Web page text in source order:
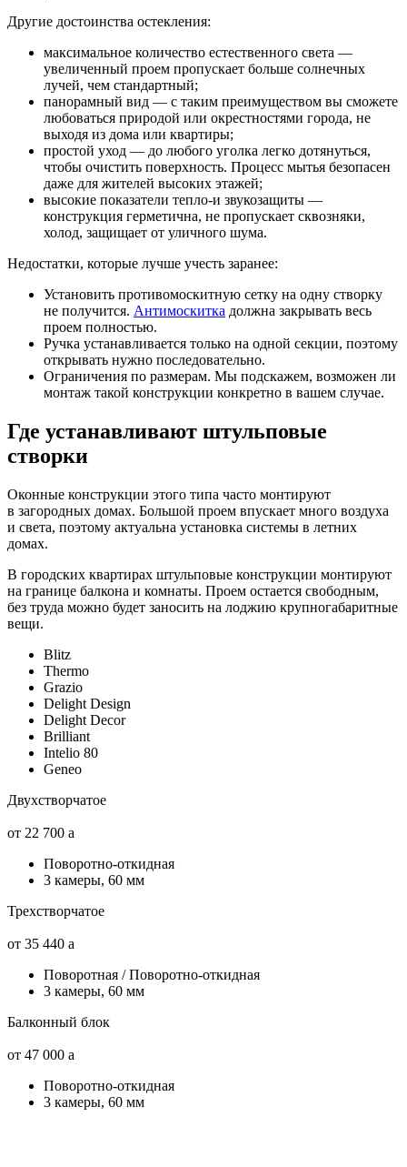
Другие достоинства остекления:
максимальное количество естественного света —
увеличенный проем пропускает больше солнечных
лучей, чем стандартный;
панорамный вид — с таким преимуществом вы сможете
любоваться природой или окрестностями города, не
выходя из дома или квартиры;
простой уход — до любого уголка легко дотянуться,
чтобы очистить поверхность. Процесс мытья безопасен
даже для жителей высоких этажей;
высокие показатели тепло-и звукозащиты —
конструкция герметична, не пропускает сквозняки,
холод, защищает от уличного шума.
Недостатки, которые лучше учесть заранее:
Установить противомоскитную сетку на одну створку
не получится. Антимоскитка должна закрывать весь
проем полностью.
Ручка устанавливается только на одной секции, поэтому
открывать нужно последовательно.
Ограничения по размерам. Мы подскажем, возможен ли
монтаж такой конструкции конкретно в вашем случае.
Где устанавливают штульповые
створки
Оконные конструкции этого типа часто монтируют
в загородных домах. Большой проем впускает много воздуха
и света, поэтому актуальна установка системы в летних
домах.
В городских квартирах штульповые конструкции монтируют
на границе балкона и комнаты. Проем остается свободным,
без труда можно будет заносить на лоджию крупногабаритные
вещи.
Blitz
Thermo
Grazio
Delight Design
Delight Decor
Brilliant
Intelio 80
Geneo
Двухстворчатое
от 22 700 a
Поворотно-откидная
3 камеры, 60 мм
Трехстворчатое
от 35 440 a
Поворотная / Поворотно-откидная
3 камеры, 60 мм
Балконный блок
от 47 000 a
Поворотно-откидная
3 камеры, 60 мм